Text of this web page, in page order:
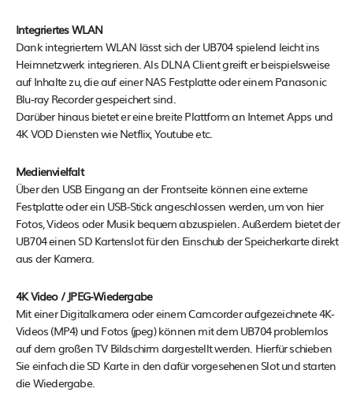
Integriertes WLAN
Dank integriertem WLAN lässt sich der UB704 spielend leicht ins
Heimnetzwerk integrieren. Als DLNA Client greift er beispielsweise
auf Inhalte zu, die auf einer NAS Festplatte oder einem Panasonic
Blu-ray Recorder gespeichert sind.
Darüber hinaus bietet er eine breite Plattform an Internet Apps und
4K VOD Diensten wie Netflix, Youtube etc.
Medienvielfalt
Über den USB Eingang an der Frontseite können eine externe
Festplatte oder ein USB-Stick angeschlossen werden, um von hier
Fotos, Videos oder Musik bequem abzuspielen. Außerdem bietet der
UB704 einen SD Kartenslot für den Einschub der Speicherkarte direkt
aus der Kamera.
4K Video / JPEG-Wiedergabe
Mit einer Digitalkamera oder einem Camcorder aufgezeichnete 4K-
Videos (MP4) und Fotos (jpeg) können mit dem UB704 problemlos
auf dem großen TV Bildschirm dargestellt werden. Hierfür schieben
Sie einfach die SD Karte in den dafür vorgesehenen Slot und starten
die Wiedergabe.